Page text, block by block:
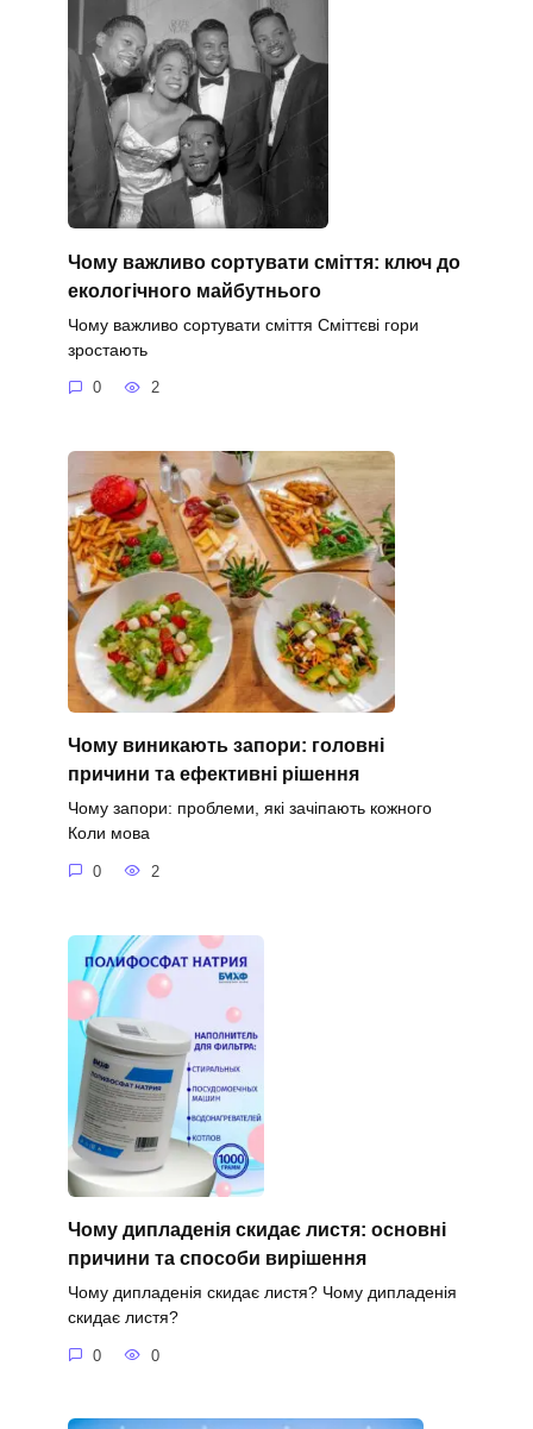
Чому важливо сортувати сміття: ключ до
екологічного майбутнього
Чому важливо сортувати сміття Сміттєві гори
зростають
0 2
Чому виникають запори: головні
причини та ефективні рішення
Чому запори: проблеми, які зачіпають кожного
Коли мова
0 2
Чому дипладенія скидає листя: основні
причини та способи вирішення
Чому дипладенія скидає листя? Чому дипладенія
скидає листя?
0 0